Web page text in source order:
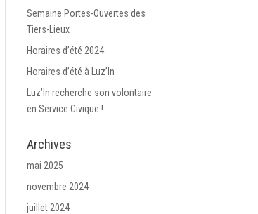
Semaine Portes-Ouvertes des
Tiers-Lieux
Horaires d’été 2024
Horaires d’été à Luz’In
Luz’In recherche son volontaire
en Service Civique !
Archives
mai 2025
novembre 2024
juillet 2024